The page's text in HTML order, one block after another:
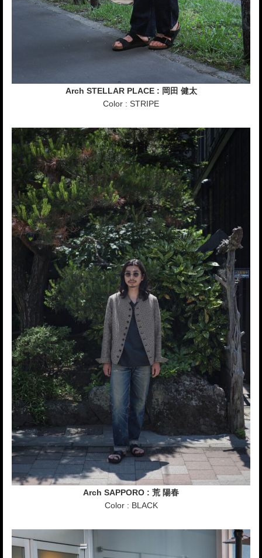
Arch STELLAR PLACE : 岡田 健太
Color : STRIPE
Arch SAPPORO : 荒 陽春
Color : BLACK